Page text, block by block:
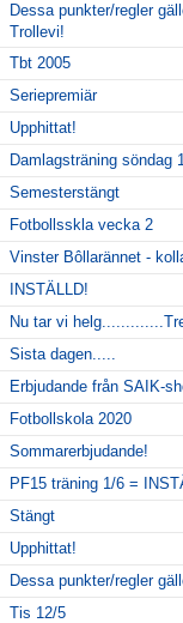
Dessa punkter/regler
Trollevi!
Tbt 2005
Seriepremiär
Upphittat!
Damlagsträning söndag
Semesterstängt
Fotbollsskla vecka 2
Vinster Bôllarännet -
INSTÄLLD!
Nu tar vi
Sista dagen.....
Erbjudande från SAIK-
Fotbollskola 2020
Sommarerbjudande!
PF15 träning 1/6 =
Stängt
Upphittat!
Dessa punkter/regler
Tis 12/5